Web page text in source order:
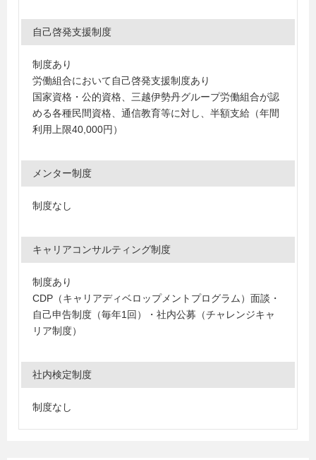
自己啓発支援制度
制度あり
労働組合において自己啓発支援制度あり
国家資格・公的資格、三越伊勢丹グループ労働組合が認
める各種民間資格、通信教育等に対し、半額支給（年間
利用上限40,000円）
メンター制度
制度なし
キャリアコンサルティング制度
制度あり
CDP（キャリアディベロップメントプログラム）面談・
自己申告制度（毎年1回）・社内公募（チャレンジキャ
リア制度）
社内検定制度
制度なし